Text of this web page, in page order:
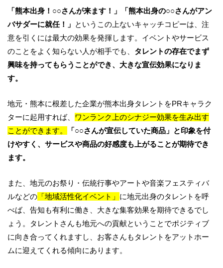
「熊本出身！○○さんが来ます！」「熊本出身の○○さんがアン
バサダーに就任！」 というこの上ないキャッチコピーは、注
意を引くには最大の効果を発揮します。イベントやサービス
のことをよく知らない人が相手でも、 タレントの存在でまず
興味を持ってもらうことができ、大きな宣伝効果になりま
す。
地元・熊本に根差した企業が熊本出身タレントをPRキャラク
ターに起用すれば、
ワンランク上のシナジー効果を生み出す
ことができます。
「○○さんが宣伝していた商品」と印象を付
けやすく、サービスや商品の好感度も上がることが期待でき
ます。
また、地元のお祭り・伝統行事やアートや音楽フェスティバ
ルなどの 「地域活性化イベント」 に地元出身のタレントを呼
べば、告知も有利に働き、大きな集客効果を期待できるでし
ょう。タレントさんも地元への貢献ということでポジティブ
に向き合ってくれますし、お客さんもタレントをアットホー
ムに迎えてくれる傾向にあります。